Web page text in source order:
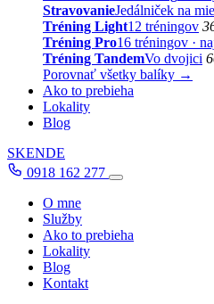
StravovanieJedálniček na
Tréning Light12 tréningov
Tréning Pro16 tréningov ·
Tréning TandemVo dvojici
Porovnať všetky balíky →
Ako to prebieha
Lokality
Blog
SKENDE
0918 162 277
O mne
Služby
Ako to prebieha
Lokality
Blog
Kontakt